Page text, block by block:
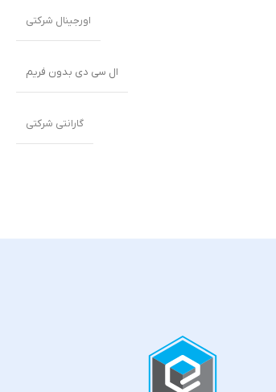
اورجینال شرکتی
ال سی دی بدون فریم
گارانتی شرکتی